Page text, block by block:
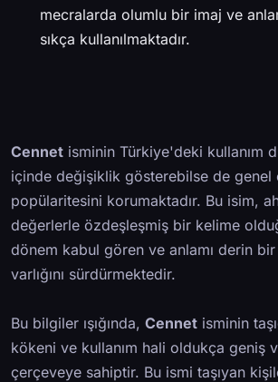
mecralarda olumlu bir imaj ve
sıkça kullanılmaktadır.
Cennet isminin Türkiye'deki kullanım
içinde değişiklik gösterebilse de genel
popülaritesini korumaktadır. Bu isim,
değerlerle özdeşleşmiş bir kelime
dönem kabul gören ve anlamı derin
varlığını sürdürmektedir.
Bu bilgiler ışığında, Cennet isminin
kökeni ve kullanım hali oldukça geniş
çerçeveye sahiptir. Bu ismi taşıyan